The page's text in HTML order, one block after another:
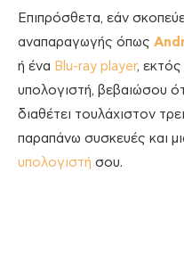
Επιπρόσθετα, εάν
αναπαραγωγής όπως
ή ένα Blu-ray player,
υπολογιστή, βεβαιώσου
διαθέτει τουλάχιστον
παραπάνω συσκευές και
υπολογιστή σου.